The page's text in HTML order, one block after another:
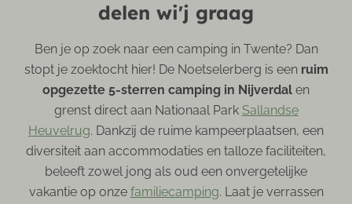
delen wi'j graag
Ben je op zoek naar een camping in Twente? Dan
stopt je zoektocht hier! De Noetselerberg is een ruim
opgezette 5-sterren camping in Nijverdal en
grenst direct aan Nationaal Park Sallandse
Heuvelrug. Dankzij de ruime kampeerplaatsen, een
diversiteit aan accommodaties en talloze faciliteiten,
beleeft zowel jong als oud een onvergetelijke
vakantie op onze familiecamping. Laat je verrassen